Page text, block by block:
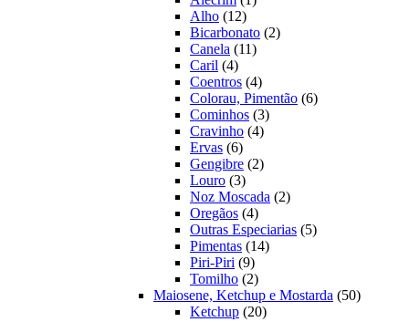
Alho 1212
produtos
Bicarbonato 22
Canela 1111
Caril 44
produtos
Coentros 44
produtos
Colorau, Pimentão 66
Cominhos 33
Cravinho 44
Ervas 66
produtos
Gengibre 22
Louro 33
produtos
Noz Moscada 22
Oregãos 44
produtos
Outras Especiarias 55
Pimentas 1414
Piri-Piri 99
produtos
Tomilho 22
produtos
Maiosene, Ketchup e Mostarda 5050
Ketchup 2020